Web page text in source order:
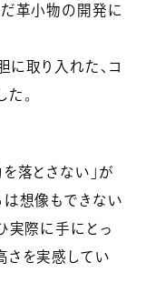
だ革小物の開発に
に取り入れた、コ
。
落とさない」が
は想像もできない
実際に手にとっ
さを実感してい